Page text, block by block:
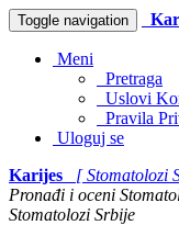
Toggle navigation
Meni
Pretraga
Uslovi
Pravila
Uloguj se
Karijes
[ Stomatolozi
Pronađi i oceni
Stomatolozi Srbije